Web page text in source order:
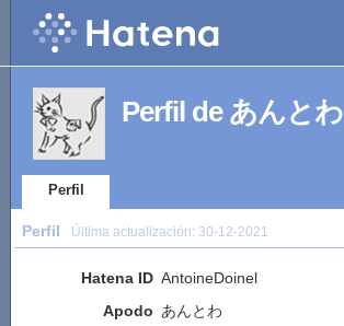
Perfil de あんとわ
Perfil
Perfil Última actualización: 30-12-2021
Hatena ID AntoineDoinel
Apodo あんとわ